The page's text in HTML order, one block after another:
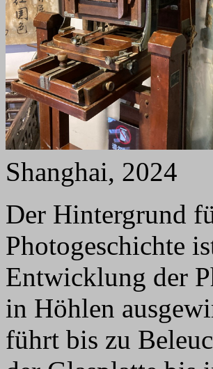
Shanghai, 2024
Der Hintergrund
Photogeschichte
Entwicklung der
in Höhlen
führt bis zu